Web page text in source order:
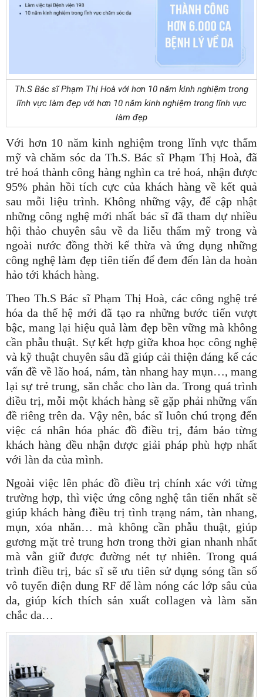
Th.S Bác sĩ Phạm Thị Hoà với hơn 10 năm kinh nghiệm trong
lĩnh vực làm đẹp với hơn 10 năm kinh nghiệm trong lĩnh vực
làm đẹp
Với hơn 10 năm kinh nghiệm trong lĩnh vực thẩm
mỹ và chăm sóc da Th.S. Bác sĩ Phạm Thị Hoà, đã
trẻ hoá thành công hàng nghìn ca trẻ hoá, nhận được
95% phản hồi tích cực của khách hàng về kết quả
sau mỗi liệu trình. Không những vậy, để cập nhật
những công nghệ mới nhất bác sĩ đã tham dự nhiều
hội thảo chuyên sâu về da liễu thẩm mỹ trong và
ngoài nước đồng thời kế thừa và ứng dụng những
công nghệ làm đẹp tiên tiến để đem đến làn da hoàn
hảo tới khách hàng.
Theo Th.S Bác sĩ Phạm Thị Hoà, các công nghệ trẻ
hóa da thế hệ mới đã tạo ra những bước tiến vượt
bậc, mang lại hiệu quả làm đẹp bền vững mà không
cần phẫu thuật. Sự kết hợp giữa khoa học công nghệ
và kỹ thuật chuyên sâu đã giúp cải thiện đáng kể các
vấn đề về lão hoá, nám, tàn nhang hay mụn…, mang
lại sự trẻ trung, săn chắc cho làn da. Trong quá trình
điều trị, mỗi một khách hàng sẽ gặp phải những vấn
đề riêng trên da. Vậy nên, bác sĩ luôn chú trọng đến
việc cá nhân hóa phác đồ điều trị, đảm bảo từng
khách hàng đều nhận được giải pháp phù hợp nhất
với làn da của mình.
Ngoài việc lên phác đồ điều trị chính xác với từng
trường hợp, thì việc ứng công nghệ tân tiến nhất sẽ
giúp khách hàng điều trị tình trạng nám, tàn nhang,
mụn, xóa nhăn… mà không cần phẫu thuật, giúp
gương mặt trẻ trung hơn trong thời gian nhanh nhất
mà vẫn giữ được đường nét tự nhiên. Trong quá
trình điều trị, bác sĩ sẽ ưu tiên sử dụng sóng tần số
vô tuyến điện dung RF để làm nóng các lớp sâu của
da, giúp kích thích sản xuất collagen và làm săn
chắc da…